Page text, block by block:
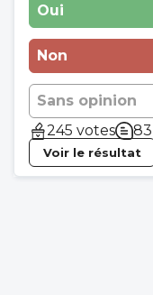
Oui
Non
Sans opinion
245 votes
Voir le résultat